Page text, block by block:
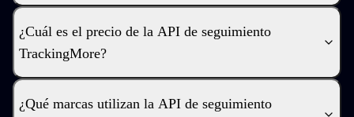
¿Cuál es el precio de la API de seguimiento
TrackingMore?
¿Qué marcas utilizan la API de seguimiento